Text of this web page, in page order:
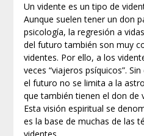
Un vidente es un tipo de
Aunque suelen tener un don
psicología, la regresión a
del futuro también son muy
videntes. Por ello, a los
veces “viajeros psíquicos”.
el futuro no se limita a la
que también tienen el don de
Esta visión espiritual se
es la base de muchas de las